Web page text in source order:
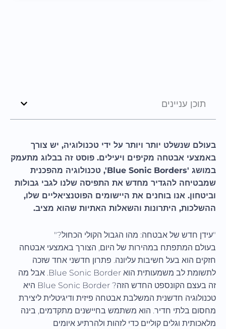
תוכן עניינים
בעולם שנשלט יותר ויותר על ידי טכנולוגיה, יש צורך
באמצעי אבטחה מקיפים ויעילים. פוסט זה בבלוג מתעמק
במושג 'Blue Sonic Borders', טכנולוגיה מהפכנית
שמבטיחה להגדיר מחדש את התפיסה שלנו לגבי גבולות
וביטחון. אנו בוחנים את היישומים הפוטנציאליים שלו,
ההשלכות, היתרונות והשאלות האתיות שהוא מציב.
"עידן חדש של אבטחה: מהו הגבול הקולי הכחול?"
בעולם המתפתח במהירות של היום, הצורך באמצעי אבטחה
חזקים הוא בעל חשיבות עליונה. פתרון חדשני אחד שזכה
לתשומת לב משמעותית הוא Blue Sonic Border. אבל מה
זה בעצם הקונספט החדש הזה? Blue Sonic Border היא
טכנולוגיה חדשנית המשלבת אבטחה פיזית ודיגיטלית ליצירת
מחסום בלתי חדיר. הוא משתמש בחיישנים מתקדמים, בינה
מלאכותית וגלים קוליים כדי לזהות ולהרתיע איומים